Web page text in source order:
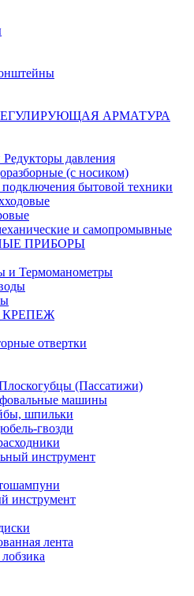
АРМАТУРА
давления
(с носиком)
бытовой техники
и самопромывные
ПРИБОРЫ
и Термоманометры
КРЕПЕЖ
отвертки
(Пассатижи)
машины
шпильки
гвозди
инструмент
инструмент
лента